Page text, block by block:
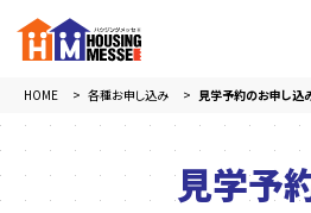
HOME 各種お申し込み 見学予約のお申し込
見学予